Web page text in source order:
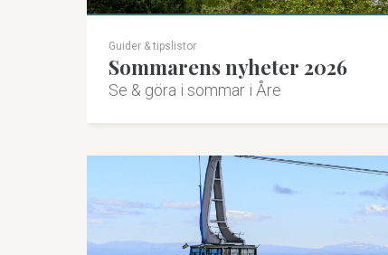
Guider & tipslistor
Sommarens nyheter 2026
Se & göra i sommar i Åre